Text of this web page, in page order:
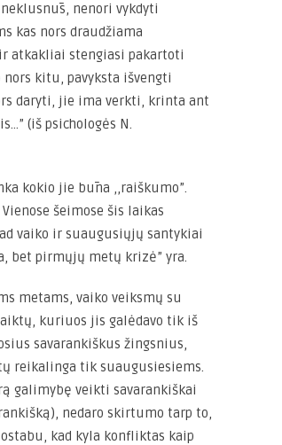
nenori vykdyti
kas nors draudžiama
atkakliai stengiasi pakartoti
kitu, pavyksta išvengti
daryti, jie ima verkti, krinta ant
(iš psichologės N.
kokio jie būna ,,raiškumo”.
šeimose šis laikas
vaiko ir suaugusiųjų santykiai
bet pirmųjų metų krizė” yra.
metams, vaiko veiksmų su
kuriuos jis galėdavo tik iš
savarankiškus žingsnius,
reikalinga tik suaugusiesiems.
galimybę veikti savarankiškai
nedaro skirtumo tarp to,
kad kyla konfliktas kaip